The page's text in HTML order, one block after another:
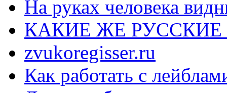
На руках человека
КАКИЕ ЖЕ РУССКИЕ
zvukoregisser.ru
Как работать с